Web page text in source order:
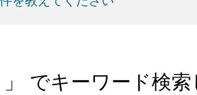
でキーワード検